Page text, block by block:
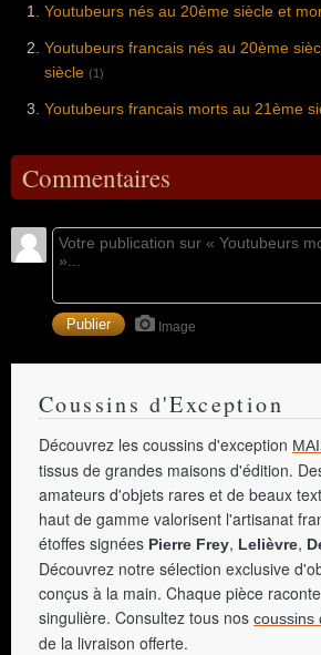
Youtubeurs nés au 20ème siècle et
Youtubeurs francais nés au 20ème
siècle (1)
Youtubeurs francais morts au 21ème
Commentaires
Image
Coussins d'Exception
Découvrez les coussins d'exception
tissus de grandes maisons d'édition.
amateurs d'objets rares et de beaux
haut de gamme valorisent l'artisanat
étoffes signées Pierre Frey, Lelièvre,
Découvrez notre sélection exclusive
conçus à la main. Chaque pièce
singulière. Consultez tous nos coussins
de la livraison offerte.